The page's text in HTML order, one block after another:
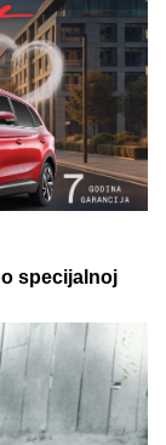
by Aklamator
Vernici